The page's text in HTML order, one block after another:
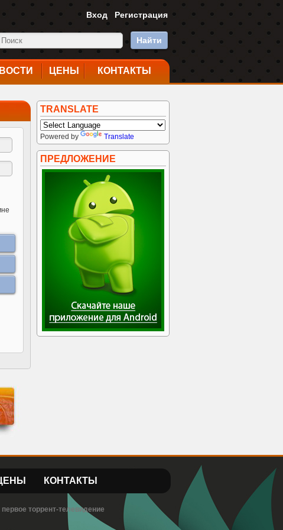
Вход Регистрация
Найти
ЦЕНЫ КОНТАКТЫ
TRANSLATE
Powered by Translate
ПРЕДЛОЖЕНИЕ
КОНТАКТЫ
торрент-телевидение